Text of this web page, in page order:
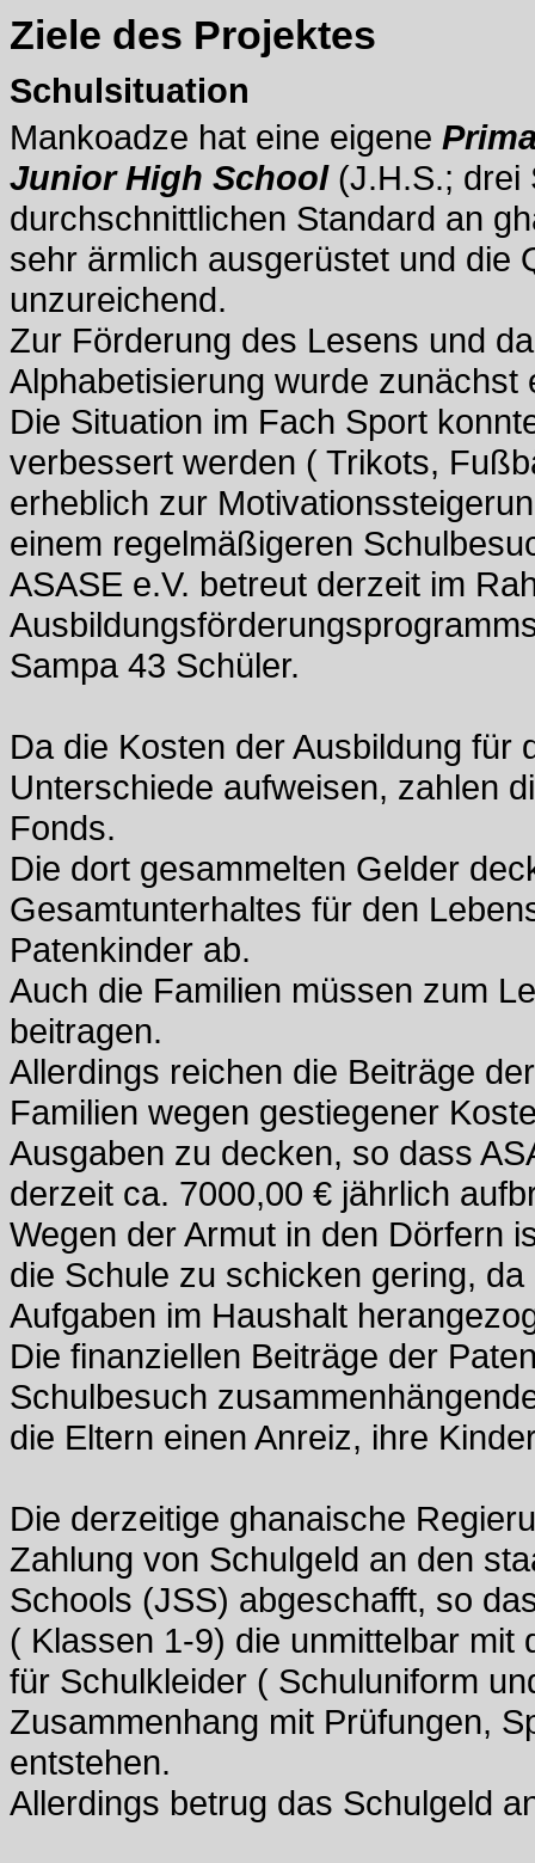
Ziele des Projektes
Schulsituation
Mankoadze hat eine eigene
Junior High School(J.H.S.; drei
durchschnittlichen Standard an
sehr ärmlich ausgerüstet und die
unzureichend.
Zur Förderung des Lesens und
Alphabetisierung wurde
Die Situation im Fach Sport
verbessert werden ( Trikots,
erheblich zur
einem regelmäßigeren
ASASE e.V. betreut derzeit im
Sampa 43 Schüler.
Da die Kosten der Ausbildung für
Unterschiede aufweisen, zahlen
Fonds.
Die dort gesammelten Gelder
Gesamtunterhaltes für den
Patenkinder ab.
Auch die Familien müssen zum
beitragen.
Allerdings reichen die Beiträge
Familien wegen gestiegener
Ausgaben zu decken, so dass
derzeit ca. 7000,00 € jährlich
Wegen der Armut in den Dörfern
die Schule zu schicken gering,
Aufgaben im Haushalt
Die finanziellen Beiträge der
Schulbesuch
die Eltern einen Anreiz, ihre
Die derzeitige ghanaische
Zahlung von Schulgeld an den
Schools (JSS) abgeschafft, so
( Klassen 1-9) die unmittelbar
für Schulkleider ( Schuluniform
Zusammenhang mit Prüfungen,
entstehen.
Allerdings betrug das Schulgeld